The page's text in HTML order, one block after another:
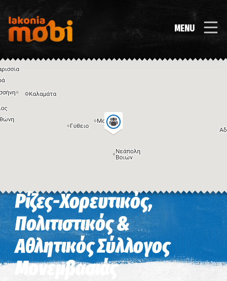
MENU
Η εικόνα ενδέχεται να υπόκειται σε πνευματικά δικαιώματα Όροι
Ρίζες-Χορευτικός,
Πολιτιστικός &
Αθλητικός Σύλλογος
Μονεμβασιάς